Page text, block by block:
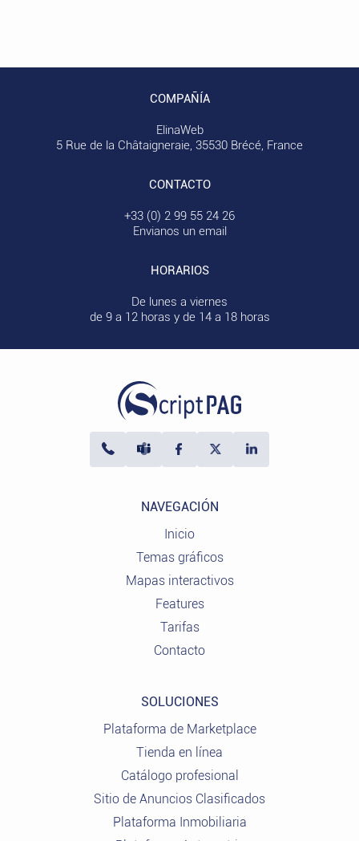
COMPAÑÍA
ElinaWeb
5 Rue de la Châtaigneraie, 35530 Brécé, France
CONTACTO
+33 (0) 2 99 55 24 26
Envianos un email
HORARIOS
De lunes a viernes
de 9 a 12 horas y de 14 a 18 horas
NAVEGACIÓN
Inicio
Temas gráficos
Mapas interactivos
Features
Tarifas
Contacto
SOLUCIONES
Plataforma de Marketplace
Tienda en línea
Catálogo profesional
Sitio de Anuncios Clasificados
Plataforma Inmobiliaria